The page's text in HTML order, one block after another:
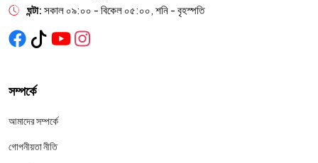
ঘন্টা: সকাল ০৯:০০ - বিকেল ০৫:০০, শনি - বৃহস্পতি
সম্পর্কে
আমাদের সম্পর্কে
গোপনীয়তা নীতি